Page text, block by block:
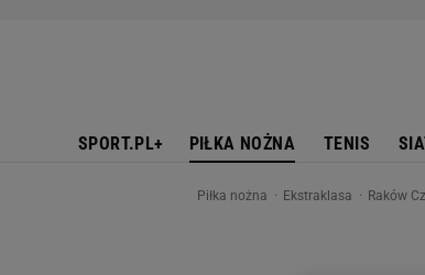
SPORT.PL+ PIŁKA NOŻNA TENIS
Piłka nożna Ekstraklasa Raków